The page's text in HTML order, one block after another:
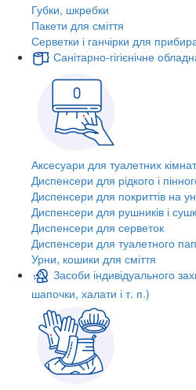
Губки, шкребки
Пакети для сміття
Серветки і ганчірки для
Санітарно-гігієнічне
Аксесуари для туалетних кімнат
Диспенсери для рідкого і
Диспенсери для покриттів на
Диспенсери для рушників і
Диспенсери для серветок
Диспенсери для туалетного
Урни, кошики для сміття
Засоби індивідуального
шапочки, халати і т. п.)